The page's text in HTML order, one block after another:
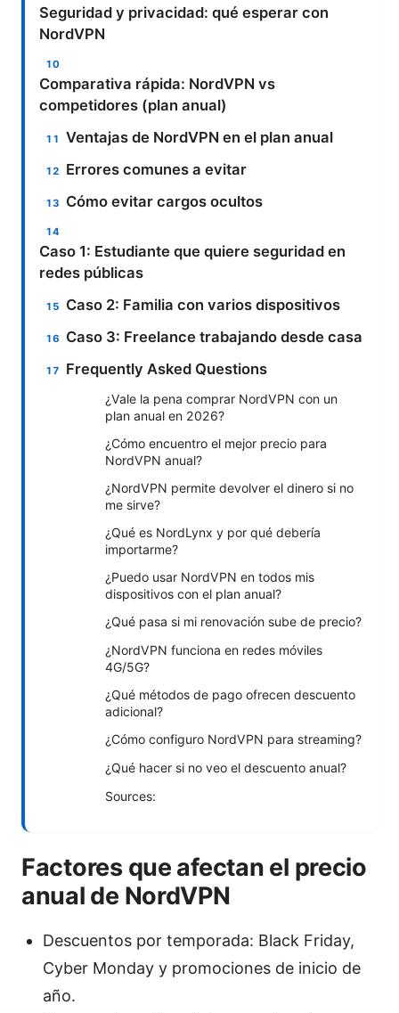
Seguridad y privacidad: qué esperar con
NordVPN
Comparativa rápida: NordVPN vs
competidores (plan anual)
Ventajas de NordVPN en el plan anual
Errores comunes a evitar
Cómo evitar cargos ocultos
Caso 1: Estudiante que quiere seguridad en
redes públicas
Caso 2: Familia con varios dispositivos
Caso 3: Freelance trabajando desde casa
Frequently Asked Questions
¿Vale la pena comprar NordVPN con un
plan anual en 2026?
¿Cómo encuentro el mejor precio para
NordVPN anual?
¿NordVPN permite devolver el dinero si no
me sirve?
¿Qué es NordLynx y por qué debería
importarme?
¿Puedo usar NordVPN en todos mis
dispositivos con el plan anual?
¿Qué pasa si mi renovación sube de precio?
¿NordVPN funciona en redes móviles
4G/5G?
¿Qué métodos de pago ofrecen descuento
adicional?
¿Cómo configuro NordVPN para streaming?
¿Qué hacer si no veo el descuento anual?
Sources:
Factores que afectan el precio
anual de NordVPN
Descuentos por temporada: Black Friday,
Cyber Monday y promociones de inicio de
año.